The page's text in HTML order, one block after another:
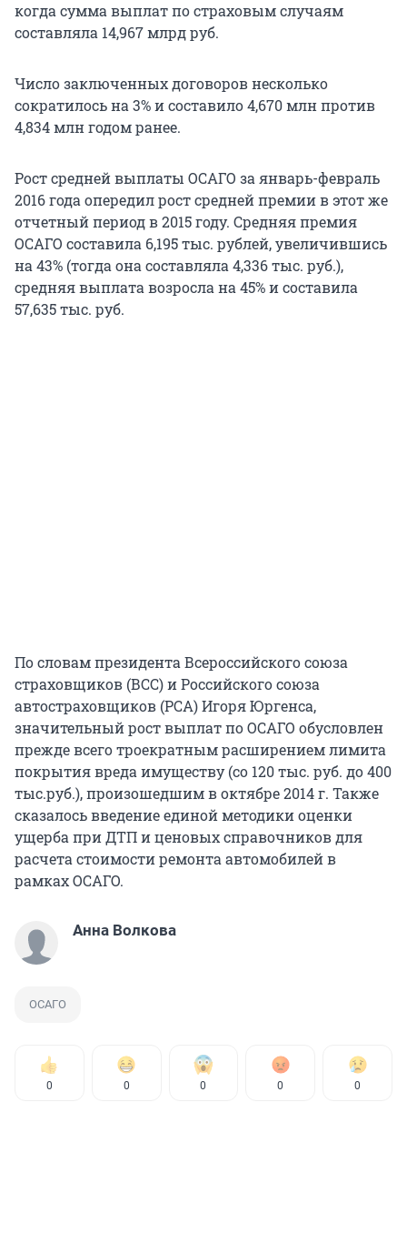
когда сумма выплат по страховым случаям
составляла 14,967 млрд руб.
Число заключенных договоров несколько
сократилось на 3% и составило 4,670 млн против
4,834 млн годом ранее.
Рост средней выплаты ОСАГО за январь-февраль
2016 года опередил рост средней премии в этот же
отчетный период в 2015 году. Средняя премия
ОСАГО составила 6,195 тыс. рублей, увеличившись
на 43% (тогда она составляла 4,336 тыс. руб.),
средняя выплата возросла на 45% и составила
57,635 тыс. руб.
По словам президента Всероссийского союза
страховщиков (ВСС) и Российского союза
автостраховщиков (РСА) Игоря Юргенса,
значительный рост выплат по ОСАГО обусловлен
прежде всего троекратным расширением лимита
покрытия вреда имуществу (со 120 тыс. руб. до 400
тыс.руб.), произошедшим в октябре 2014 г. Также
сказалось введение единой методики оценки
ущерба при ДТП и ценовых справочников для
расчета стоимости ремонта автомобилей в
рамках ОСАГО.
Анна Волкова
ОСАГО
0 0 0 0 0